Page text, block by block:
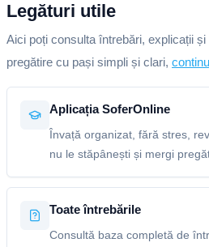
Legături utile
Aici poți consulta întrebări, explicații
pregătire cu pași simpli și clari,
Aplicația SoferOnline
Învață organizat, fără stres,
nu le stăpânești și mergi
Toate întrebările
Consultă baza completă de